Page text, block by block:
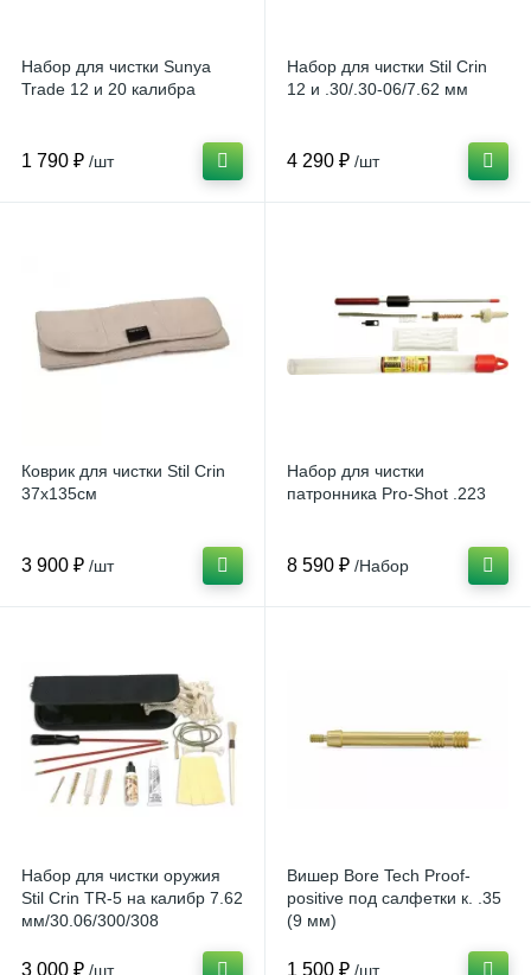
Набор для чистки Sunya
Trade 12 и 20 калибра
1 790 ₽ /шт
Набор для чистки Stil Crin
12 и .30/.30-06/7.62 мм
4 290 ₽ /шт
Коврик для чистки Stil Crin
37x135см
3 900 ₽ /шт
Набор для чистки
патронника Pro-Shot .223
8 590 ₽ /Набор
Набор для чистки оружия
Stil Crin TR-5 на калибр 7.62
мм/30.06/300/308
3 000 ₽ /шт
Вишер Bore Tech Proof-
positive под салфетки к. .35
(9 мм)
1 500 ₽ /шт